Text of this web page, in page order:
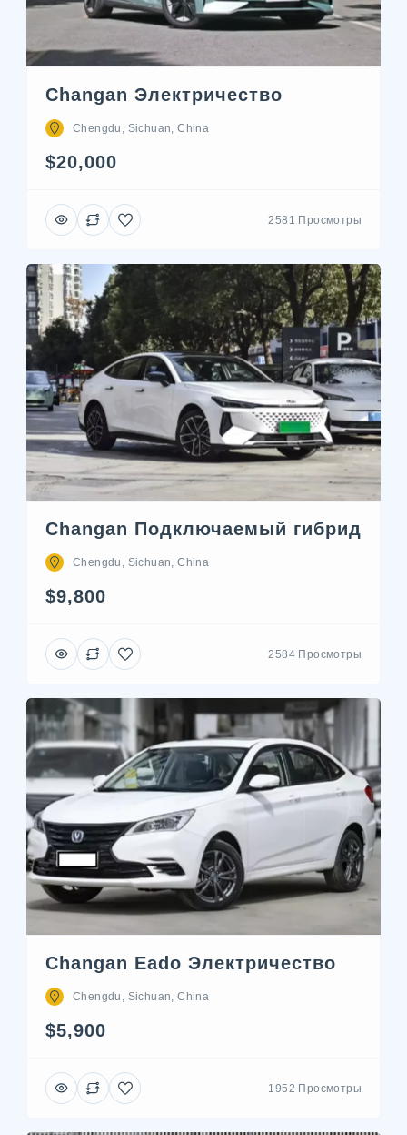
Changan Электричество
Chengdu, Sichuan, China
$20,000
2581 Просмотры
Changan Подключаемый гибрид
Chengdu, Sichuan, China
$9,800
2584 Просмотры
Changan Eado Электричество
Chengdu, Sichuan, China
$5,900
1952 Просмотры